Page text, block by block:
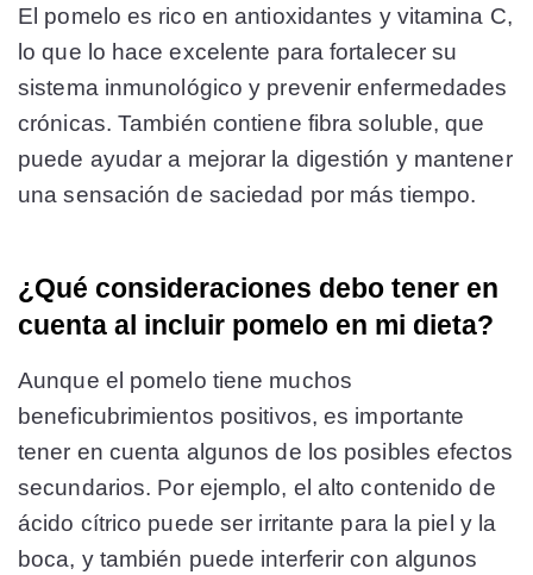
El pomelo es rico en antioxidantes y vitamina C,
lo que lo hace excelente para fortalecer su
sistema inmunológico y prevenir enfermedades
crónicas. También contiene fibra soluble, que
puede ayudar a mejorar la digestión y mantener
una sensación de saciedad por más tiempo.
¿Qué consideraciones debo tener en
cuenta al incluir pomelo en mi dieta?
Aunque el pomelo tiene muchos
beneficubrimientos positivos, es importante
tener en cuenta algunos de los posibles efectos
secundarios. Por ejemplo, el alto contenido de
ácido cítrico puede ser irritante para la piel y la
boca, y también puede interferir con algunos